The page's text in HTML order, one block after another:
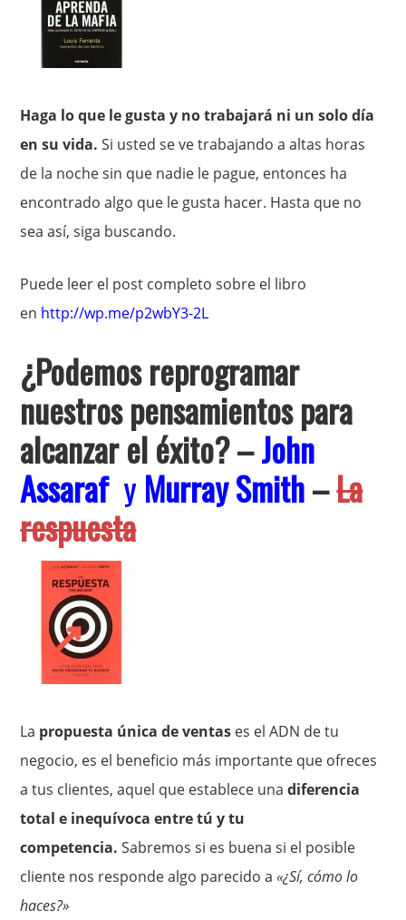
Haga lo que le gusta y no trabajará ni un solo día
en su vida. Si usted se ve trabajando a altas horas
de la noche sin que nadie le pague, entonces ha
encontrado algo que le gusta hacer. Hasta que no
sea así, siga buscando.
Puede leer el post completo sobre el libro
en http://wp.me/p2wbY3-2L
¿Podemos reprogramar
nuestros pensamientos para
alcanzar el éxito?–John
Assaraf yMurray Smith–La
respuesta
La propuesta única de ventas es el ADN de tu
negocio, es el beneficio más importante que ofreces
a tus clientes, aquel que establece unadiferencia
total e inequívoca entre tú y tu
competencia.Sabremos si es buena si el posible
cliente nos responde algo parecido a«¿Sí, cómo lo
haces?»